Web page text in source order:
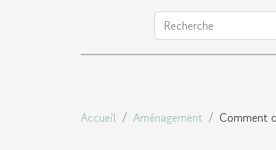
Accueil Aménagement Comment